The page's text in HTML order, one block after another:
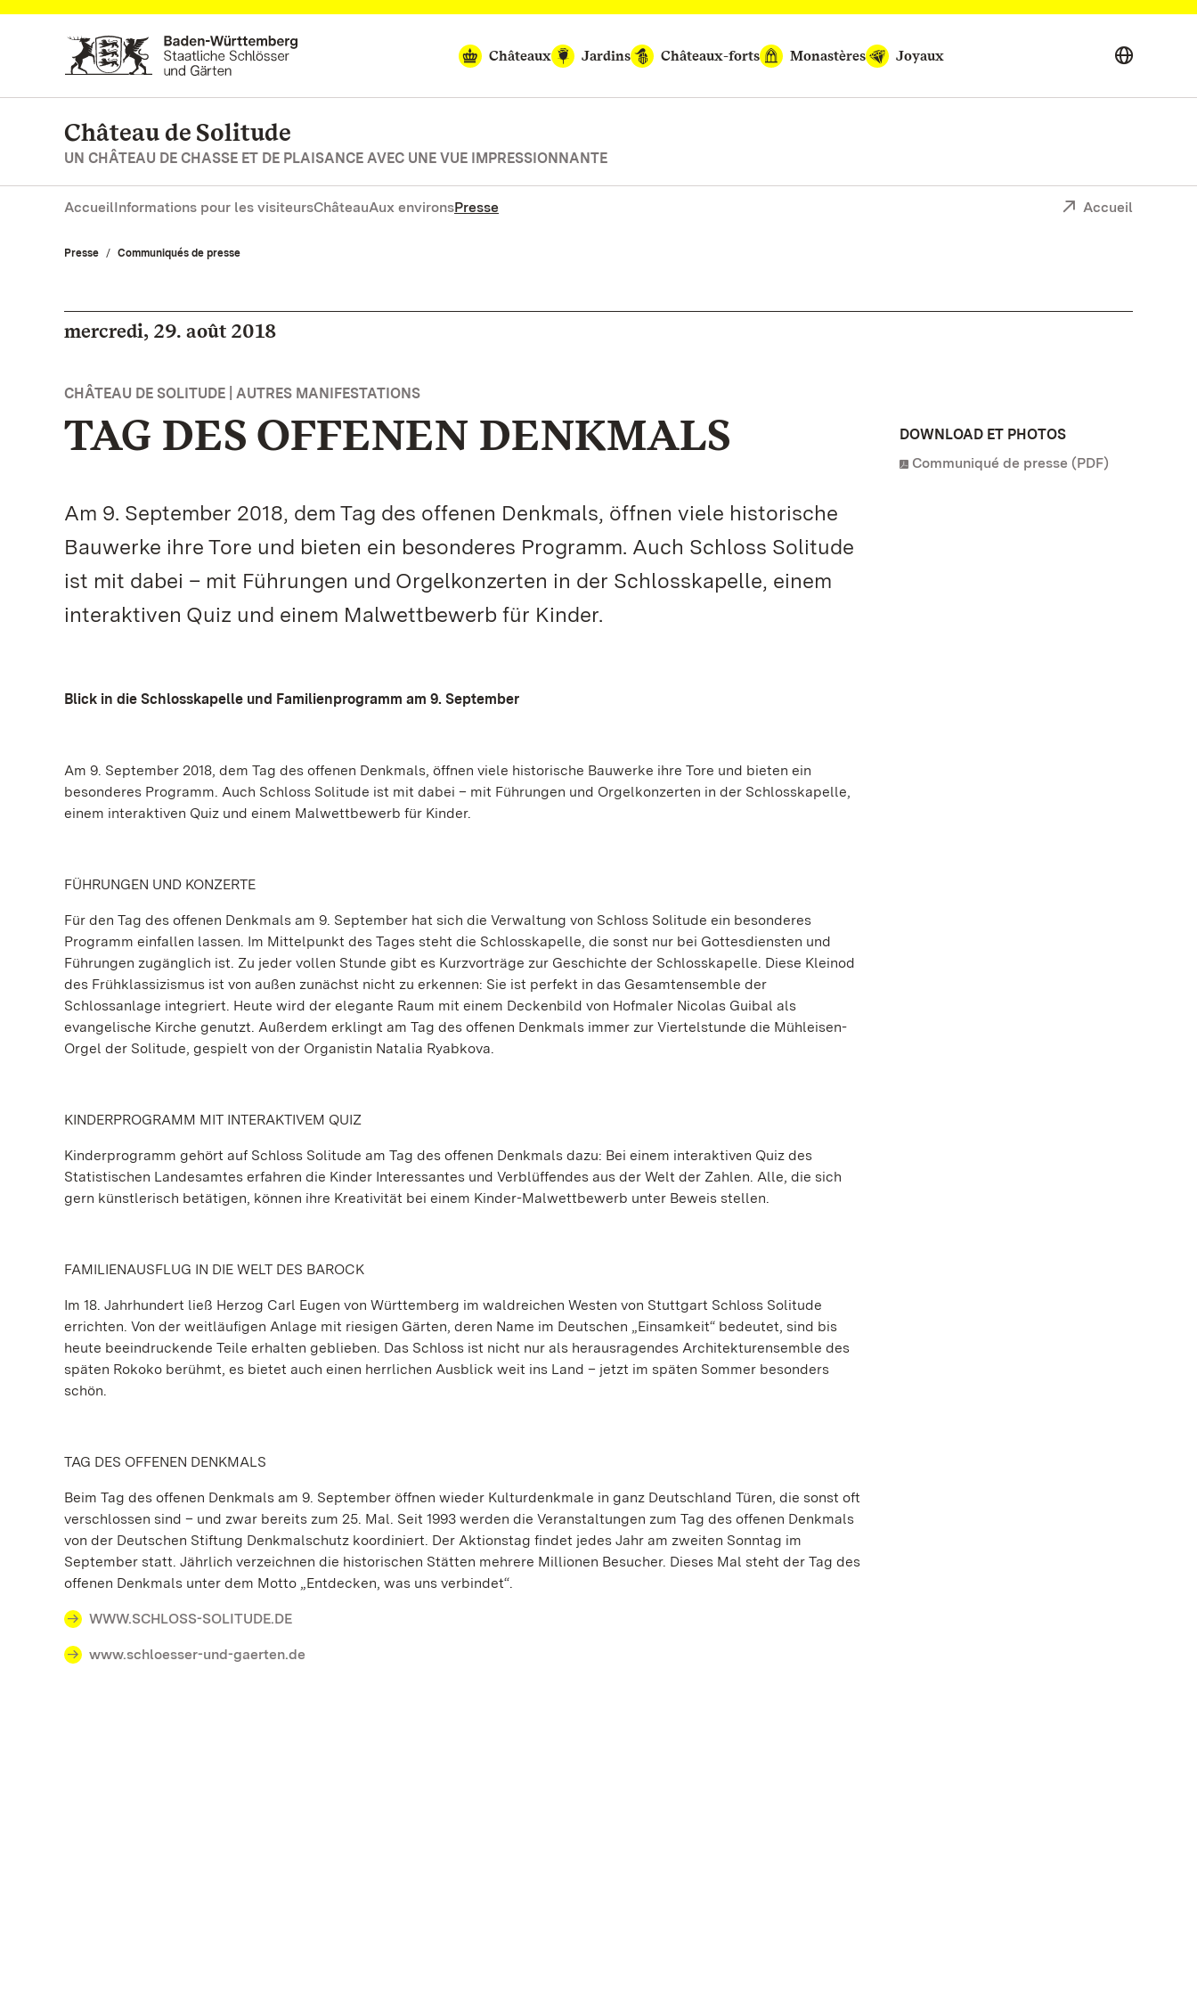
Vers la page d’accueil
Châteaux
Jardins Châteaux-forts Monastères Joyaux
Château de Solitude
UN CHÂTEAU DE CHASSE ET DE PLAISANCE AVEC UNE VUE IMPRESSIONNANTE
AccueilInformations pour les visiteursChâteauAux environsPresse Accueil
Presse Communiqués de presse
mercredi, 29. août 2018
CHÂTEAU DE SOLITUDE | AUTRES MANIFESTATIONS
TAG DES OFFENEN DENKMALS
Am 9. September 2018, dem Tag des offenen Denkmals, öffnen viele historische
Bauwerke ihre Tore und bieten ein besonderes Programm. Auch Schloss Solitude
ist mit dabei – mit Führungen und Orgelkonzerten in der Schlosskapelle, einem
interaktiven Quiz und einem Malwettbewerb für Kinder.
Blick in die Schlosskapelle und Familienprogramm am 9. September
Am 9. September 2018, dem Tag des offenen Denkmals, öffnen viele historische Bauwerke ihre Tore und bieten ein
besonderes Programm. Auch Schloss Solitude ist mit dabei – mit Führungen und Orgelkonzerten in der Schlosskapelle,
einem interaktiven Quiz und einem Malwettbewerb für Kinder.
FÜHRUNGEN UND KONZERTE
Für den Tag des offenen Denkmals am 9. September hat sich die Verwaltung von Schloss Solitude ein besonderes
Programm einfallen lassen. Im Mittelpunkt des Tages steht die Schlosskapelle, die sonst nur bei Gottesdiensten und
Führungen zugänglich ist. Zu jeder vollen Stunde gibt es Kurzvorträge zur Geschichte der Schlosskapelle. Diese Kleinod
des Frühklassizismus ist von außen zunächst nicht zu erkennen: Sie ist perfekt in das Gesamtensemble der
Schlossanlage integriert. Heute wird der elegante Raum mit einem Deckenbild von Hofmaler Nicolas Guibal als
evangelische Kirche genutzt. Außerdem erklingt am Tag des offenen Denkmals immer zur Viertelstunde die Mühleisen-
Orgel der Solitude, gespielt von der Organistin Natalia Ryabkova.
KINDERPROGRAMM MIT INTERAKTIVEM QUIZ
Kinderprogramm gehört auf Schloss Solitude am Tag des offenen Denkmals dazu: Bei einem interaktiven Quiz des
Statistischen Landesamtes erfahren die Kinder Interessantes und Verblüffendes aus der Welt der Zahlen. Alle, die sich
gern künstlerisch betätigen, können ihre Kreativität bei einem Kinder-Malwettbewerb unter Beweis stellen.
FAMILIENAUSFLUG IN DIE WELT DES BAROCK
Im 18. Jahrhundert ließ Herzog Carl Eugen von Württemberg im waldreichen Westen von Stuttgart Schloss Solitude
errichten. Von der weitläufigen Anlage mit riesigen Gärten, deren Name im Deutschen „Einsamkeit“ bedeutet, sind bis
heute beeindruckende Teile erhalten geblieben. Das Schloss ist nicht nur als herausragendes Architekturensemble des
späten Rokoko berühmt, es bietet auch einen herrlichen Ausblick weit ins Land – jetzt im späten Sommer besonders
schön.
TAG DES OFFENEN DENKMALS
Beim Tag des offenen Denkmals am 9. September öffnen wieder Kulturdenkmale in ganz Deutschland Türen, die sonst oft
verschlossen sind – und zwar bereits zum 25. Mal. Seit 1993 werden die Veranstaltungen zum Tag des offenen Denkmals
von der Deutschen Stiftung Denkmalschutz koordiniert. Der Aktionstag findet jedes Jahr am zweiten Sonntag im
September statt. Jährlich verzeichnen die historischen Stätten mehrere Millionen Besucher. Dieses Mal steht der Tag des
offenen Denkmals unter dem Motto „Entdecken, was uns verbindet“.
WWW.SCHLOSS-SOLITUDE.DE
www.schloesser-und-gaerten.de
DOWNLOAD ET PHOTOS
Communiqué de presse (PDF)